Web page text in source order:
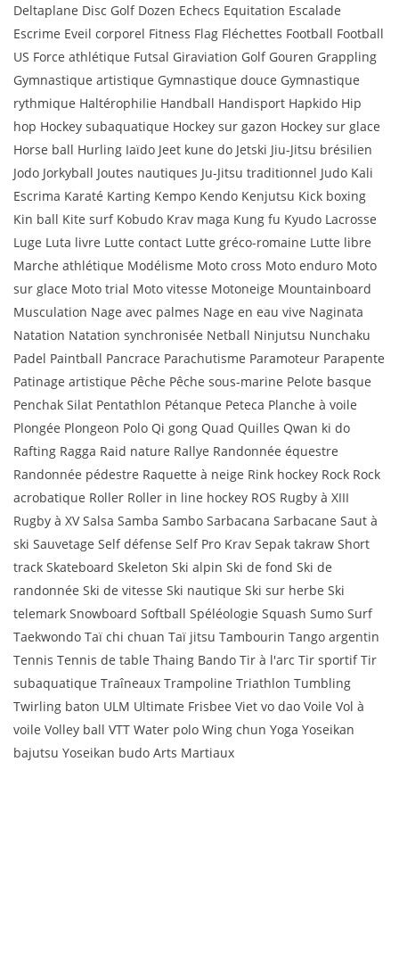
Deltaplane Disc Golf Dozen Echecs Equitation Escalade
Escrime Eveil corporel Fitness Flag Fléchettes Football Football
US Force athlétique Futsal Giraviation Golf Gouren Grappling
Gymnastique artistique Gymnastique douce Gymnastique
rythmique Haltérophilie Handball Handisport Hapkido Hip
hop Hockey subaquatique Hockey sur gazon Hockey sur glace
Horse ball Hurling Iaïdo Jeet kune do Jetski Jiu-Jitsu brésilien
Jodo Jorkyball Joutes nautiques Ju-Jitsu traditionnel Judo Kali
Escrima Karaté Karting Kempo Kendo Kenjutsu Kick boxing
Kin ball Kite surf Kobudo Krav maga Kung fu Kyudo Lacrosse
Luge Luta livre Lutte contact Lutte gréco-romaine Lutte libre
Marche athlétique Modélisme Moto cross Moto enduro Moto
sur glace Moto trial Moto vitesse Motoneige Mountainboard
Musculation Nage avec palmes Nage en eau vive Naginata
Natation Natation synchronisée Netball Ninjutsu Nunchaku
Padel Paintball Pancrace Parachutisme Paramoteur Parapente
Patinage artistique Pêche Pêche sous-marine Pelote basque
Penchak Silat Pentathlon Pétanque Peteca Planche à voile
Plongée Plongeon Polo Qi gong Quad Quilles Qwan ki do
Rafting Ragga Raid nature Rallye Randonnée équestre
Randonnée pédestre Raquette à neige Rink hockey Rock Rock
acrobatique Roller Roller in line hockey ROS Rugby à XIII
Rugby à XV Salsa Samba Sambo Sarbacana Sarbacane Saut à
ski Sauvetage Self défense Self Pro Krav Sepak takraw Short
track Skateboard Skeleton Ski alpin Ski de fond Ski de
randonnée Ski de vitesse Ski nautique Ski sur herbe Ski
telemark Snowboard Softball Spéléologie Squash Sumo Surf
Taekwondo Taï chi chuan Taï jitsu Tambourin Tango argentin
Tennis Tennis de table Thaing Bando Tir à l'arc Tir sportif Tir
subaquatique Traîneaux Trampoline Triathlon Tumbling
Twirling baton ULM Ultimate Frisbee Viet vo dao Voile Vol à
voile Volley ball VTT Water polo Wing chun Yoga Yoseikan
bajutsu Yoseikan budo Arts Martiaux